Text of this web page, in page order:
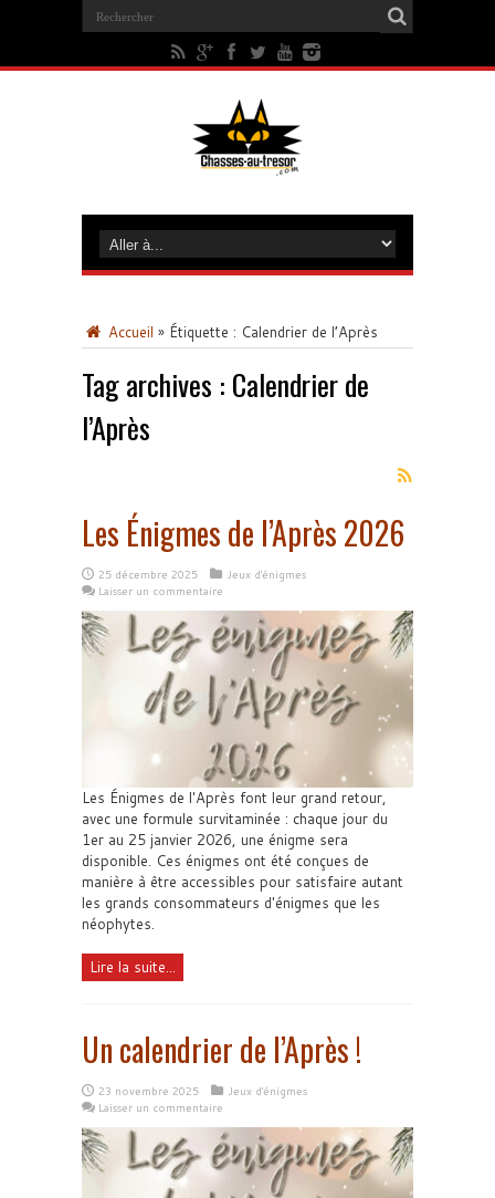
Accueil » Étiquette : Calendrier de l’Après
Tag archives : Calendrier de
l’Après
Les Énigmes de l’Après 2026
25 décembre 2025
Jeux d'énigmes
Laisser un commentaire
Les Énigmes de l'Après font leur grand retour,
avec une formule survitaminée : chaque jour du
1er au 25 janvier 2026, une énigme sera
disponible. Ces énigmes ont été conçues de
manière à être accessibles pour satisfaire autant
les grands consommateurs d'énigmes que les
néophytes.
Lire la suite...
Un calendrier de l’Après !
23 novembre 2025
Jeux d'énigmes
Laisser un commentaire